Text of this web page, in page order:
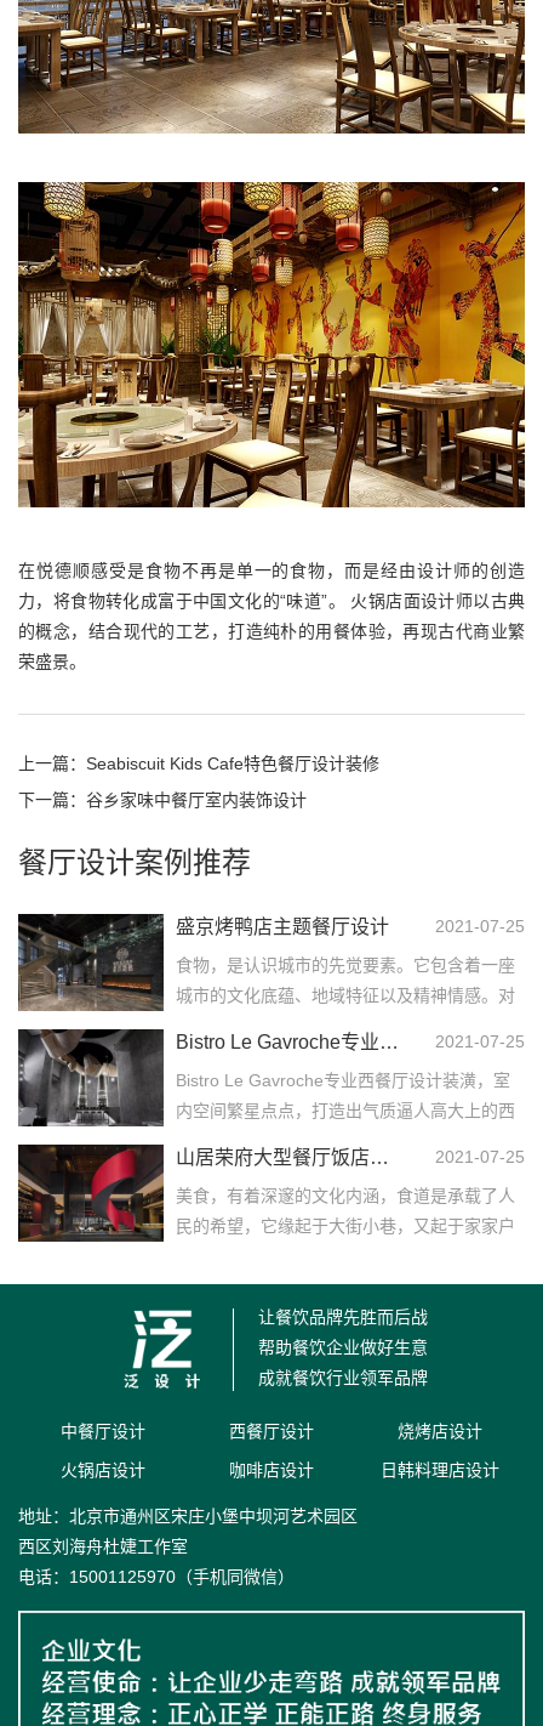
在悦德顺感受是食物不再是单一的食物，而是经由设计师的创造
力，将食物转化成富于中国文化的“味道”。 火锅店面设计师以古典
的概念，结合现代的工艺，打造纯朴的用餐体验，再现古代商业繁
荣盛景。
上一篇： Seabiscuit Kids Cafe特色餐厅设计装修
下一篇： 谷乡家味中餐厅室内装饰设计
餐厅设计案例推荐
盛京烤鸭店主题餐厅设计
2021-07-25
食物，是认识城市的先觉要素。它包含着一座
城市的文化底蕴、地域特征以及精神情感。对
下快进的时代，吃...……
Bistro Le Gavroche专业西餐厅设计装潢
2021-07-25
Bistro Le Gavroche专业西餐厅设计装潢，室
内空间繁星点点，打造出气质逼人高大上的西
……
山居荣府大型餐厅饭店装修设计
2021-07-25
美食，有着深邃的文化内涵，食道是承载了人
民的希望，它缘起于大街小巷，又起于家家户
秀、鸟语花香的杭...……
让餐饮品牌先胜而后战
帮助餐饮企业做好生意
成就餐饮行业领军品牌
中餐厅设计 西餐厅设计
烧烤店设计
火锅店设计
咖啡店设计 日韩料理店设计
地址：北京市通州区宋庄小堡中坝河艺术园区
西区刘海舟杜婕工作室
电话：15001125970（手机同微信）